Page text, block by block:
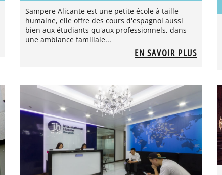
Sampere Alicante est une petite école à taille
humaine, elle offre des cours d'espagnol aussi
bien aux étudiants qu'aux professionnels, dans
une ambiance familiale...
EN SAVOIR PLUS